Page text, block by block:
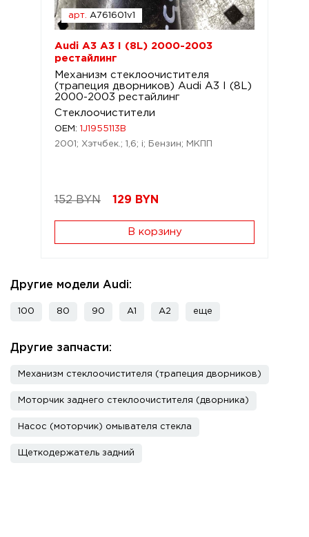
арт. A761601v1
Audi A3 A3 I (8L) 2000-2003
рестайлинг
Механизм стеклоочистителя
(трапеция дворников) Audi A3 I (8L)
2000-2003 рестайлинг
Стеклоочистители
OEM: 1J1955113B
2001; Хэтчбек.; 1,6; i; Бензин; МКПП
152 BYN 129 BYN
В корзину
Другие модели Audi:
100 80 90 A1 A2 еще
Другие запчасти:
Механизм стеклоочистителя (трапеция дворников)
Моторчик заднего стеклоочистителя (дворника)
Насос (моторчик) омывателя стекла
Щеткодержатель задний